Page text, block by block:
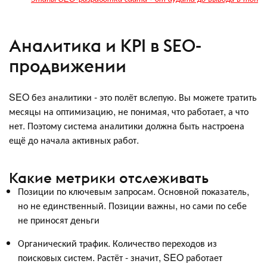
Аналитика и KPI в SEO-
продвижении
SEO без аналитики - это полёт вслепую. Вы можете тратить
месяцы на оптимизацию, не понимая, что работает, а что
нет. Поэтому система аналитики должна быть настроена
ещё до начала активных работ.
Какие метрики отслеживать
Позиции по ключевым запросам. Основной показатель,
но не единственный. Позиции важны, но сами по себе
не приносят деньги
Органический трафик. Количество переходов из
поисковых систем. Растёт - значит, SEO работает